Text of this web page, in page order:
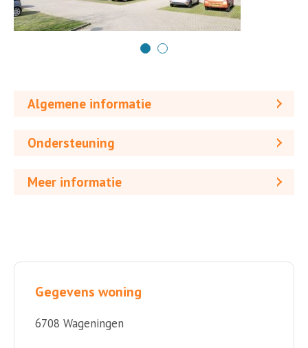
Algemene informatie
Ondersteuning
Meer informatie
Gegevens woning
6708 Wageningen